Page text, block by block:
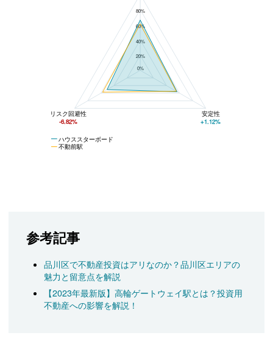
80%
60%
40%
20%
0%
ハウススターボード
不動前駅
リスク回避性
-6.82%
安定性
+1.12%
参考記事
品川区で不動産投資はアリなのか？品川区エリアの
魅力と留意点を解説
【2023年最新版】高輪ゲートウェイ駅とは？投資用
不動産への影響を解説！